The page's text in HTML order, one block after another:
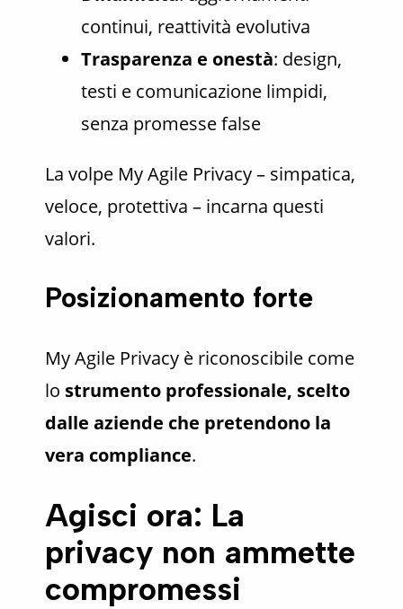
continui, reattività evolutiva
Trasparenza e onestà: design,
testi e comunicazione limpidi,
senza promesse false
La volpe My Agile Privacy – simpatica,
veloce, protettiva – incarna questi
valori.
Posizionamento forte
My Agile Privacy è riconoscibile come
lo strumento professionale, scelto
dalle aziende che pretendono la
vera compliance.
Agisci ora: La
privacy non ammette
compromessi